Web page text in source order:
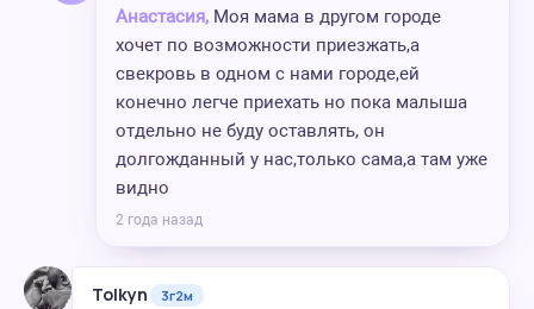
Анастасия, Моя мама в другом городе
хочет по возможности приезжать,а
свекровь в одном с нами городе,ей
конечно легче приехать но пока малыша
отдельно не буду оставлять, он
долгожданный у нас,только сама,а там уже
видно
2 года назад
Tolkyn 3г2м